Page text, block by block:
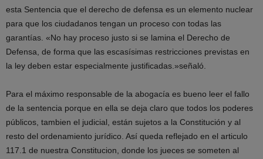
esta Sentencia que el derecho de defensa es un elemento nuclear
para que los ciudadanos tengan un proceso con todas las
garantías. «No hay proceso justo si se lamina el Derecho de
Defensa, de forma que las escasísimas restricciones previstas en
la ley deben estar especialmente justificadas.»señaló.
Para el máximo responsable de la abogacía es bueno leer el fallo
de la sentencia porque en ella se deja claro que todos los poderes
públicos, tambien el judicial, están sujetos a la Constitución y al
resto del ordenamiento jurídico. Así queda reflejado en el articulo
117.1 de nuestra Constitucion, donde los jueces se someten al